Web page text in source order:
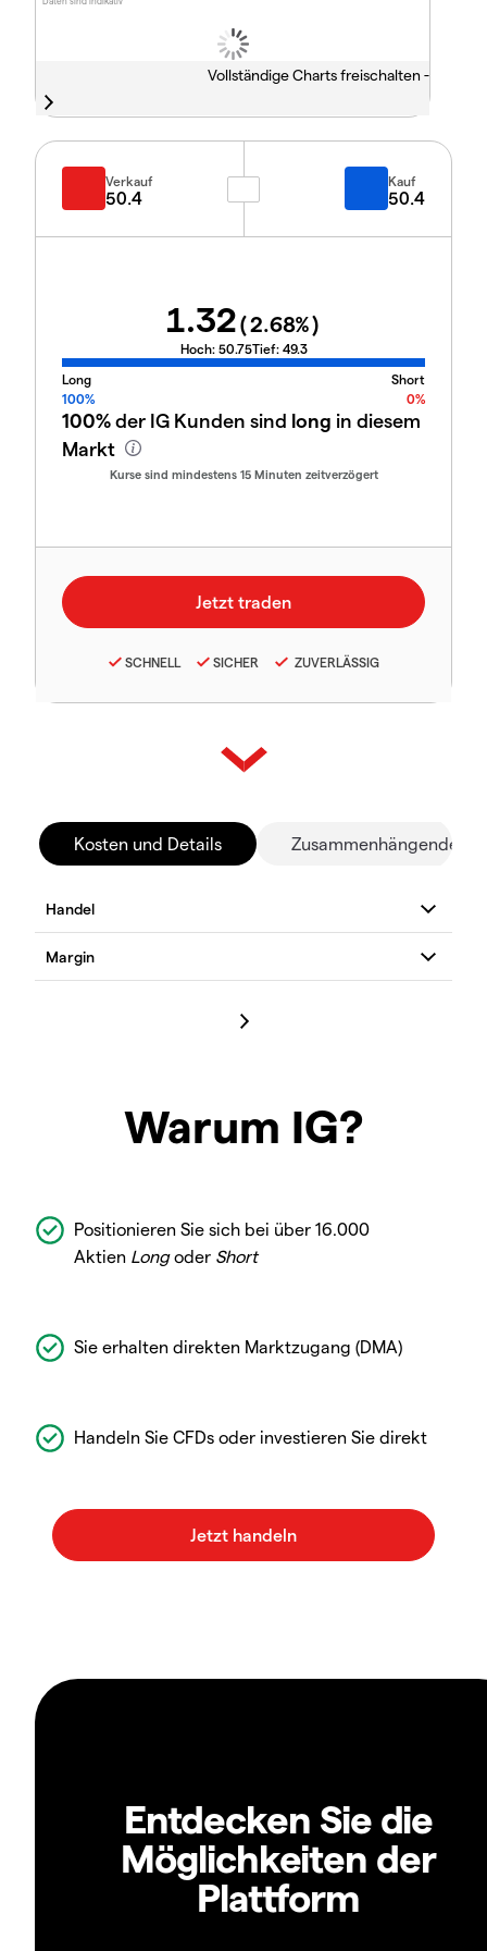
Vollständige Charts freischalten -
Verkauf
50.4
Kauf
50.4
1.32(2.68%)
Hoch: 50.75Tief: 49.3
Long
Short
100%
0%
100%der IG Kunden sind long in diesem
Markt
Kurse sind mindestens 15 Minuten zeitverzögert
SCHNELL SICHER ZUVERLÄSSIG
Kosten und Details Zusammenhängende
Warum IG?
Positionieren Sie sich bei über 16.000
Aktien Longoder Short
Sie erhalten direkten Marktzugang (DMA)
Handeln Sie CFDs oder investieren Sie direkt
Entdecken Sie die
Möglichkeiten der
Plattform